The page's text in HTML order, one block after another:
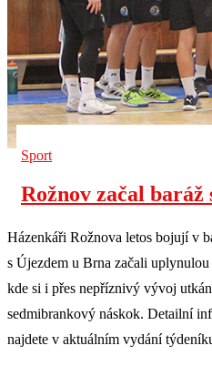
Sport
Rožnov začal baráž
Házenkáři Rožnova letos bojují v
s Újezdem u Brna začali
kde si i přes nepříznivý vývoj
sedmibrankový náskok. Detailní
najdete v aktuálním vydání